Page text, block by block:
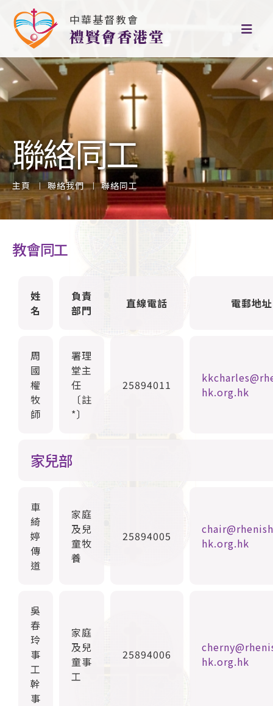
中華基督教會
禮賢會香港堂
聯絡同工
主頁 聯絡我們 聯絡同工
教會同工
姓
名
負責
部門
直線電話 電郵地址
周
國
權
牧
師
署理
堂主
任
〔註
*〕
25894011
hk.org.hk
家兒部
車
綺
婷
傳
道
家庭
及兒
童牧
養
25894005
hk.org.hk
吳
春
玲
事
工
幹
事
家庭
及兒
童事
工
25894006
hk.org.hk